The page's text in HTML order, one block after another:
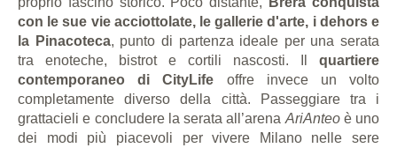
con le sue vie acciottolate, le gallerie d'arte, i dehors e
la Pinacoteca, punto di partenza ideale per una serata
tra enoteche, bistrot e cortili nascosti. Il quartiere
contemporaneo di CityLife offre invece un volto
completamente diverso della città. Passeggiare tra i
grattacieli e concludere la serata all’arena AriAnteo è uno
dei modi più piacevoli per vivere Milano nelle sere